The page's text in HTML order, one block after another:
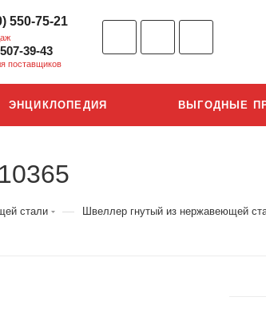
550-75-21
39-43
поставщиков
ЭНЦИКЛОПЕДИЯ ВЫГОДНЫЕ
стали — Швеллер гнутый из нержавеющей